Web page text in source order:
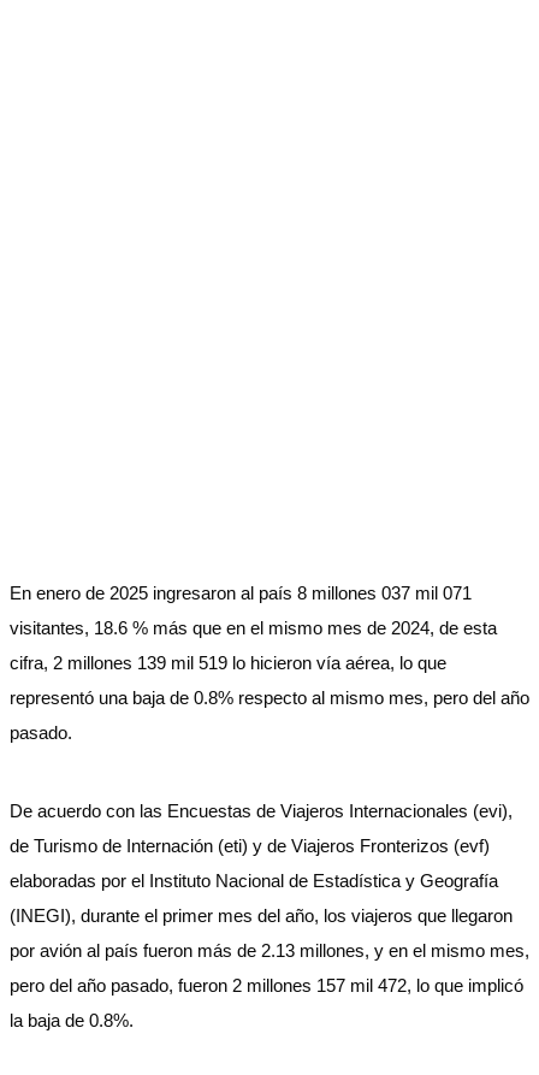
En enero de 2025 ingresaron al país 8 millones 037 mil 071
visitantes, 18.6 % más que en el mismo mes de 2024, de esta
cifra, 2 millones 139 mil 519 lo hicieron vía aérea, lo que
representó una baja de 0.8% respecto al mismo mes, pero del año
pasado.
De acuerdo con las Encuestas de Viajeros Internacionales (evi),
de Turismo de Internación (eti) y de Viajeros Fronterizos (evf)
elaboradas por el Instituto Nacional de Estadística y Geografía
(INEGI), durante el primer mes del año, los viajeros que llegaron
por avión al país fueron más de 2.13 millones, y en el mismo mes,
pero del año pasado, fueron 2 millones 157 mil 472, lo que implicó
la baja de 0.8%.